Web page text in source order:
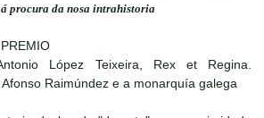
procura da nosa intrahistoria
López Teixeira, Rex et Regina.
Afonso Raimúndez e a monarquía galega